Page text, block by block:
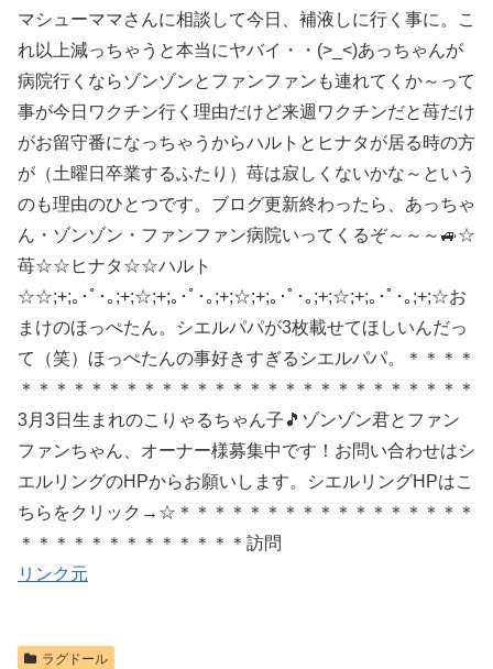
マシューママさんに相談して今日、補液しに行く事に。こ
れ以上減っちゃうと本当にヤバイ・・(>_<)あっちゃんが
病院行くならゾンゾンとファンファンも連れてくか～って
事が今日ワクチン行く理由だけど来週ワクチンだと苺だけ
がお留守番になっちゃうからハルトとヒナタが居る時の方
が（土曜日卒業するふたり）苺は寂しくないかな～という
のも理由のひとつです。ブログ更新終わったら、あっちゃ
ん・ゾンゾン・ファンファン病院いってくるぞ～～～🚙☆
苺☆☆ヒナタ☆☆ハルト
☆☆;+;｡･ﾟ･｡;+;☆;+;｡･ﾟ･｡;+;☆;+;｡･ﾟ･｡;+;☆;+;｡･ﾟ･｡;+;☆お
まけのほっぺたん。シエルパパが3枚載せてほしいんだっ
て（笑）ほっぺたんの事好きすぎるシエルパパ。＊＊＊＊
＊＊＊＊＊＊＊＊＊＊＊＊＊＊＊＊＊＊＊＊＊＊＊＊＊＊
3月3日生まれのこりゃるちゃん子🎵ゾンゾン君とファン
ファンちゃん、オーナー様募集中です！お問い合わせはシ
エルリングのHPからお願いします。シエルリングHPはこ
ちらをクリック→☆＊＊＊＊＊＊＊＊＊＊＊＊＊＊＊＊＊
＊＊＊＊＊＊＊＊＊＊＊＊＊訪問
リンク元
ラグドール